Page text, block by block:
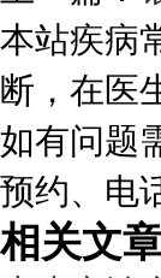
本站疾病
断，在医
如有问题
预约、电
相关文